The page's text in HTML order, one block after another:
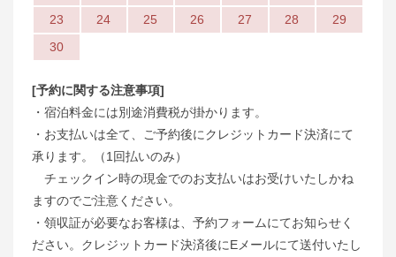
23
24 25 26 27 28
29
30
[予約に関する注意事項]
・宿泊料金には別途消費税が掛かります。
・お支払いは全て、ご予約後にクレジットカード決済にて
承ります。（1回払いのみ）
チェックイン時の現金でのお支払いはお受けいたしかね
ますのでご注意ください。
・領収証が必要なお客様は、予約フォームにてお知らせく
ださい。クレジットカード決済後にEメールにて送付いたし